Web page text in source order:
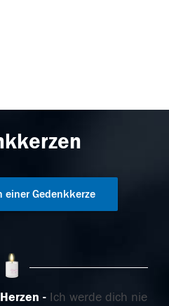
einer Gedenkkerze
Ich werde dich nie